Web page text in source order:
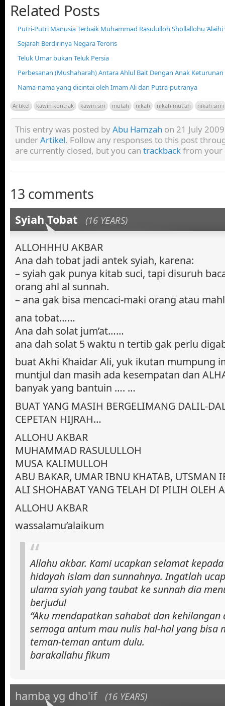
Related Posts
Putri-Putri Manusia Terbaik Muhammad Rasululloh Shollallohu ‘Alaihi
Sejarah Berdirinya Negara Teroris
Teluk Umar bukan Teluk Persia
Perbesanan (Mushaharah) Antara Ahlul Bait Dengan Anak
Nama-nama yang dicintai oleh Imam Ali dan Putra-putranya
Artikel kawin kontrak kawin siri mutah nikah nikah mut'ah nikah sirri
This entry was posted byAbu Hamzah on 21 July
underArtikel. Follow any responses to this post
are currently closed, but you can trackbackfrom your
13 comments
Syiah Tobat (16 YEARS)
ALLOHHHU AKBAR
Ana dah tobat jadi antek syiah, karena:
– syiah gak punya kitab suci, tapi disuruh
orang ahl al sunnah.
– ana gak bisa mencaci-maki orang atau
ana tobat……
Ana dah solat jum’at……
ana dah solat 5 waktu n tertib gak perlu
buat Akhi Khaidar Ali, yuk ikutan mumpung
muntjul dan masih ada kesempatan dan
banyak yang bantuin …. …
BUAT YANG MASIH BERGELIMANG DALIL-
CEPETAN HIJRAH…
ALLOHU AKBAR
MUHAMMAD RASULULLOH
MUSA KALIMULLOH
ABU BAKAR, UMAR IBNU KHATAB, UTSMAN
ALI SHOHABAT YANG TELAH DI PILIH OLEH
ALLOHU AKBAR
wassalamu’alaikum
Allahu akbar. Kami ucapkan selamat
hidayah islam dan sunnahnya. Ingatlah
ulama syiah yang taubat ke sunnah dia
berjudul
“Aku mendapatkan sahabat dan kehilangan
semoga antum mau nulis hal-hal yang bisa
teman-teman antum dulu.
barakallahu fikum
hamba yg dho'if (16 YEARS)